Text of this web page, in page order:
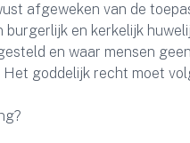
afgeweken van de
en kerkelijk
en waar mensen
goddelijk recht moet